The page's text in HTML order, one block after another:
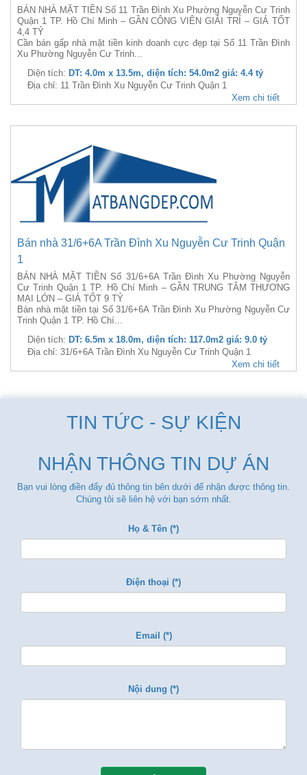
BÁN NHÀ MẶT TIỀN Số 11 Trần Đình Xu Phường Nguyễn Cư Trinh
Quận 1 TP. Hồ Chí Minh – GẦN CÔNG VIÊN GIẢI TRÍ – GIÁ TỐT
4,4 TỶ
Cần bán gấp nhà mặt tiền kinh doanh cực đẹp tại Số 11 Trần Đình
Xu Phường Nguyễn Cư Trinh...
Diện tích: DT: 4.0m x 13.5m, diện tích: 54.0m2 giá: 4.4 tỷ
Địa chỉ: 11 Trần Đình Xu Nguyễn Cư Trinh Quận 1
Xem chi tiết
Bán nhà 31/6+6A Trần Đình Xu Nguyễn Cư Trinh Quận
1
BÁN NHÀ MẶT TIỀN Số 31/6+6A Trần Đình Xu Phường Nguyễn
Cư Trinh Quận 1 TP. Hồ Chí Minh – GẦN TRUNG TÂM THƯƠNG
MẠI LỚN – GIÁ TỐT 9 TỶ
Bán nhà mặt tiền tại Số 31/6+6A Trần Đình Xu Phường Nguyễn Cư
Trinh Quận 1 TP. Hồ Chí...
Diện tích: DT: 6.5m x 18.0m, diện tích: 117.0m2 giá: 9.0 tỷ
Địa chỉ: 31/6+6A Trần Đình Xu Nguyễn Cư Trinh Quận 1
Xem chi tiết
TIN TỨC - SỰ KIỆN
NHẬN THÔNG TIN DỰ ÁN
Bạn vui lòng điền đẩy đủ thông tin bên dưới để nhận được thông tin.
Chúng tôi sẽ liên hệ với bạn sớm nhất.
Họ & Tên (*)
Điện thoại (*)
Email (*)
Nội dung (*)